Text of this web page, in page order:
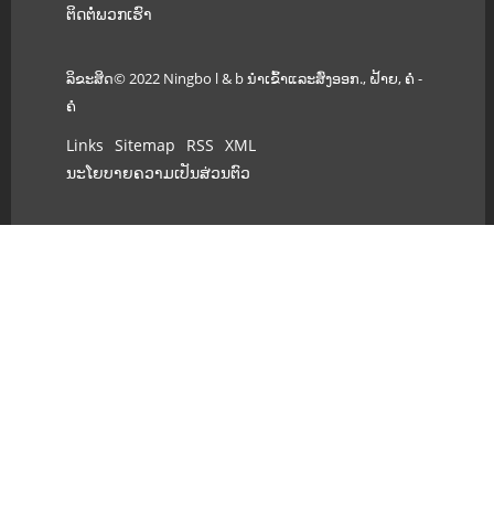
ຕິດ​ຕໍ່​ພວກ​ເຮົາ
ລິຂະສິດ© 2022 Ningbo l & b ນໍາເຂົ້າແລະສົ່ງອອກ., ຝ້າຍ, ຄໍ -
ຄໍ
Links Sitemap RSS XML
ນະໂຍບາຍຄວາມເປັນສ່ວນຕົວ